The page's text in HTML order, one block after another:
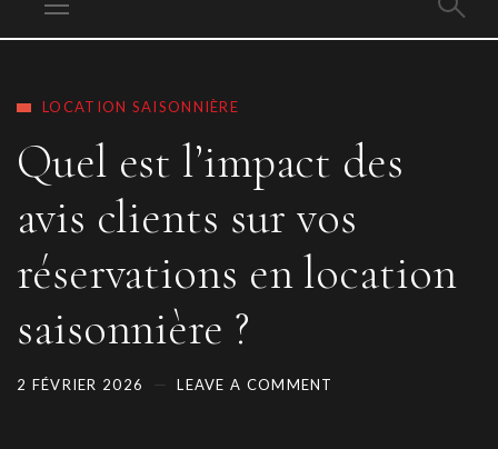
LOCATION SAISONNIÈRE
Quel est l’impact des
avis clients sur vos
réservations en location
saisonnière ?
2 FÉVRIER 2026 LEAVE A COMMENT